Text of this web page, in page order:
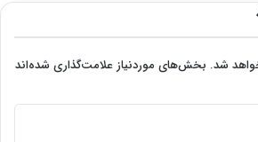
شد. بخش‌های موردنیاز علامت‌گذاری شده‌اند